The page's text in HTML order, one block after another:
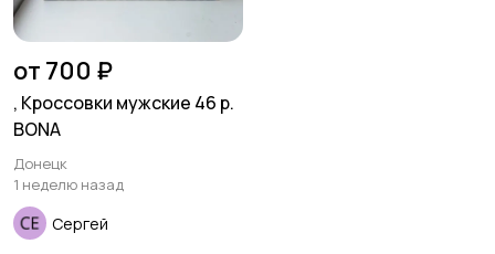
от 700 ₽
, Кроссовки мужские 46 р.
BONA
Донецк
1 неделю назад
Сергей